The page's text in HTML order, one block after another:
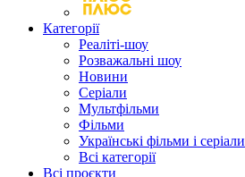
Категорії
Реаліті-шоу
Розважальні шоу
Новини
Серіали
Мультфільми
Фільми
Українські фільми і серіали
Всі категорії
Всі проєкти